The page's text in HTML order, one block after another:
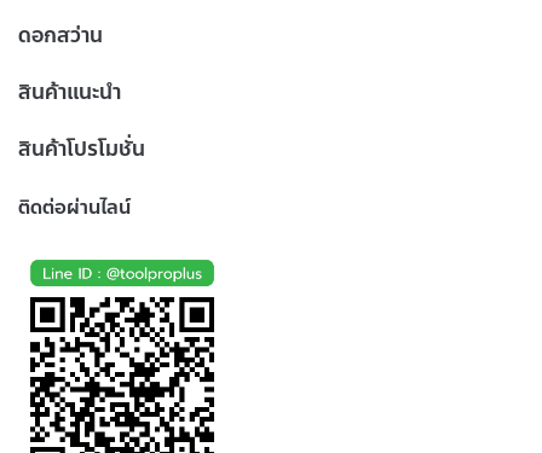
ดอกสว่าน
สินค้าแนะนำ
สินค้าโปรโมชั่น
ติดต่อผ่านไลน์